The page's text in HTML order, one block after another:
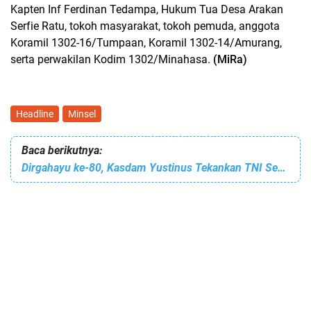
Kapten Inf Ferdinan Tedampa, Hukum Tua Desa Arakan
Serfie Ratu, tokoh masyarakat, tokoh pemuda, anggota
Koramil 1302-16/Tumpaan, Koramil 1302-14/Amurang,
serta perwakilan Kodim 1302/Minahasa. (MiRa)
Headline Minsel
Baca berikutnya:
Dirgahayu ke-80, Kasdam Yustinus Tekankan TNI Semakin Profesional dan Ajak Bersinergi Bersama Rakyat